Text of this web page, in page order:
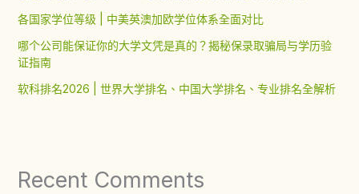
各国家学位等级 | 中美英澳加欧学位体系全面对比
哪个公司能保证你的大学文凭是真的？揭秘保录取骗局与学历验
证指南
软科排名2026 | 世界大学排名、中国大学排名、专业排名全解析
Recent Comments